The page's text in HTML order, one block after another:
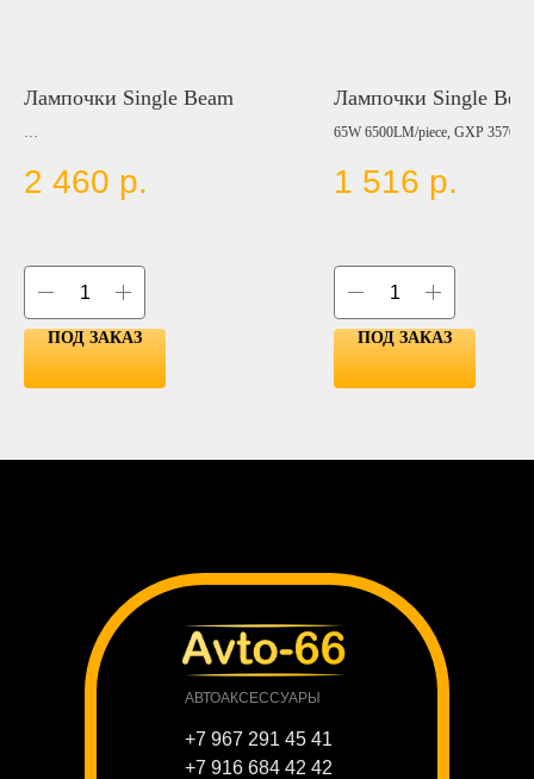
Лампочки Single Beam
6000K, 9-80V, (H1, H3, H7, H8/H11, H10,
H15, 9005, 9006, 880/881)
2 460 р.
ПОД ЗАКАЗ
Лампочки Single
65W 6500LM/piece, GXP 3570,
H15, 9005, 9006, 880/881)
1 516 р.
ПОД ЗАКАЗ
АВТОАКСЕССУАРЫ
+7 967 291 45 41
+7 916 684 42 42